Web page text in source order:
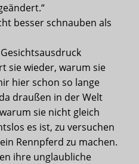
besser schnauben als
sie wieder, warum sie
hier schon so lange
draußen in der Welt
sie nicht gleich
es ist, zu versuchen
Rennpferd zu machen.
ihre unglaubliche